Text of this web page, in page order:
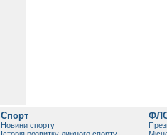
Спорт
Новини спорту